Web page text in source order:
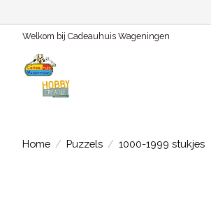
Welkom bij Cadeauhuis Wageningen
Home / Puzzels / 1000-1999 stukjes